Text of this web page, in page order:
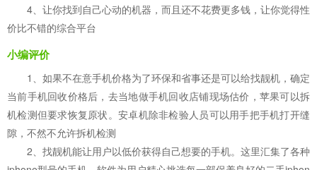
4、让你找到自己心动的机器，而且还不花费更多钱，让你觉得性
价比不错的综合平台
小编评价
1、如果不在意手机价格为了环保和省事还是可以给找靓机，确定
当前手机回收价格后，去当地做手机回收店铺现场估价，苹果可以拆
机检测但要求恢复原状。安卓机除非检验人员可以用手把手机打开缝
隙，不然不允许拆机检测
2、找靓机能让用户以低价获得自己想要的手机。这里汇集了各种